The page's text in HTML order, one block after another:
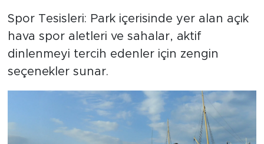
Spor Tesisleri: Park içerisinde yer alan açık
hava spor aletleri ve sahalar, aktif
dinlenmeyi tercih edenler için zengin
seçenekler sunar.